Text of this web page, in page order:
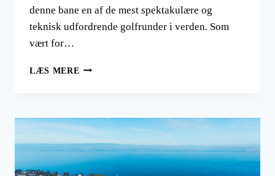
denne bane en af de mest spektakulære og
teknisk udfordrende golfrunder i verden. Som
vært for…
LÆS MERE FRANSKE
TOPPEN;
EVIAN
RESORT
GOLF
CLUB